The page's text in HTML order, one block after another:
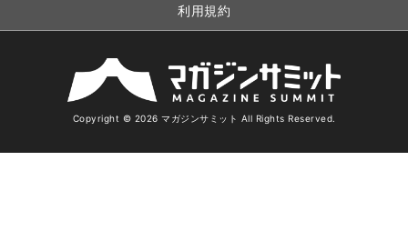
利用規約
Copyright © 2026 マガジンサミット All Rights Reserved.